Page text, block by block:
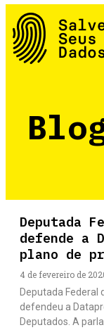
Deputada
defende a
plano de
4 de fevereiro de
Deputada Federal
defendeu a
Deputados. A